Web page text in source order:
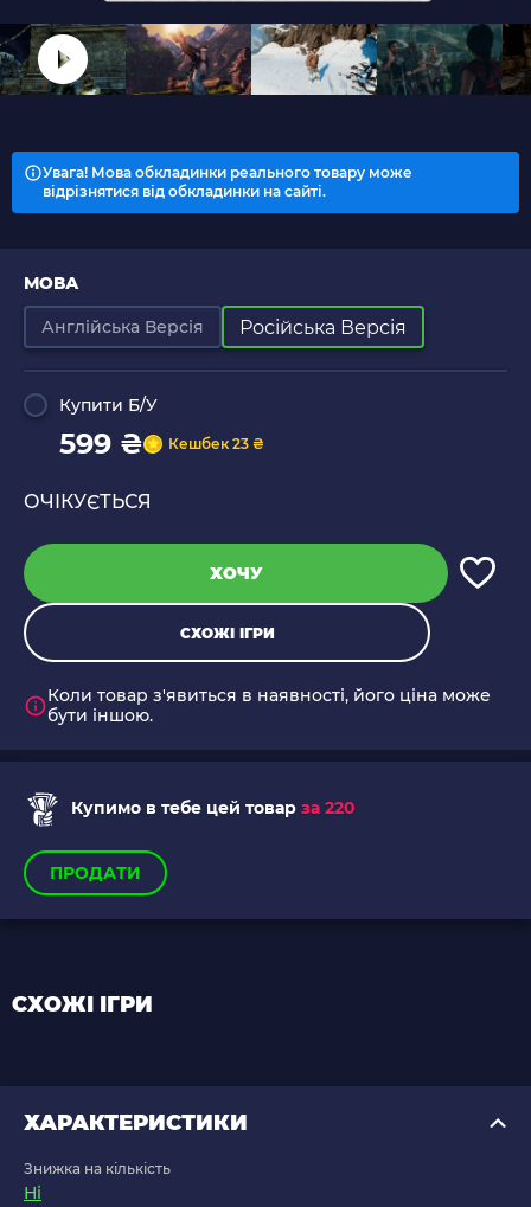
Увага! Мова обкладинки реального товару може
відрізнятися від обкладинки на сайті.
МОВА
Англійська Версія Російська Версія
Купити Б/У
599 ₴ Кешбек 23 ₴
ОЧІКУЄТЬСЯ
ХОЧУ
СХОЖІ ІГРИ
Коли товар з'явиться в наявності, його ціна може
бути іншою.
Купимо в тебе цей товар за 220
ПРОДАТИ
СХОЖІ ІГРИ
ХАРАКТЕРИСТИКИ
Знижка на кількість
Ні